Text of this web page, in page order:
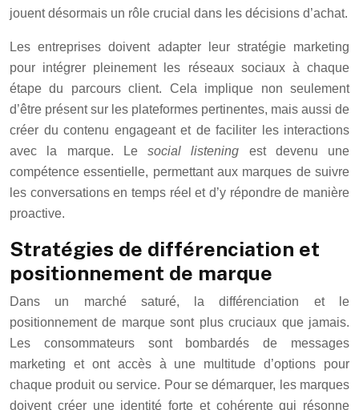
jouent désormais un rôle crucial dans les décisions d’achat.
Les entreprises doivent adapter leur stratégie marketing
pour intégrer pleinement les réseaux sociaux à chaque
étape du parcours client. Cela implique non seulement
d’être présent sur les plateformes pertinentes, mais aussi de
créer du contenu engageant et de faciliter les interactions
avec la marque. Le social listening est devenu une
compétence essentielle, permettant aux marques de suivre
les conversations en temps réel et d’y répondre de manière
proactive.
Stratégies de différenciation et
positionnement de marque
Dans un marché saturé, la différenciation et le
positionnement de marque sont plus cruciaux que jamais.
Les consommateurs sont bombardés de messages
marketing et ont accès à une multitude d’options pour
chaque produit ou service. Pour se démarquer, les marques
doivent créer une identité forte et cohérente qui résonne